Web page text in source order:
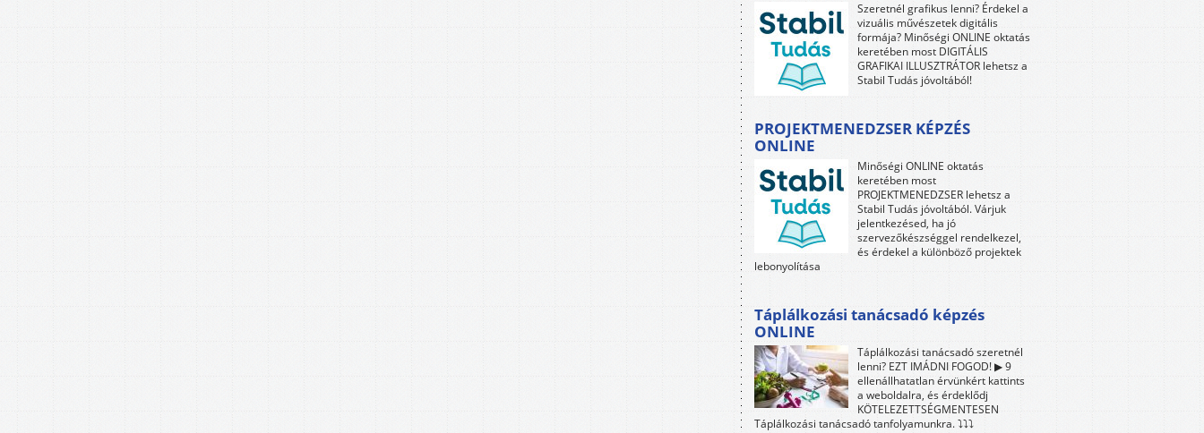
Szeretnél grafikus lenni? Érdekel a
vizuális művészetek digitális
formája? Minőségi ONLINE oktatás
keretében most DIGITÁLIS
GRAFIKAI ILLUSZTRÁTOR lehetsz a
Stabil Tudás jóvoltából!
PROJEKTMENEDZSER KÉPZÉS
ONLINE
Minőségi ONLINE oktatás
keretében most
PROJEKTMENEDZSER lehetsz a
Stabil Tudás jóvoltából. Várjuk
jelentkezésed, ha jó
szervezőkészséggel rendelkezel,
és érdekel a különböző projektek
lebonyolítása
Táplálkozási tanácsadó képzés
ONLINE
Táplálkozási tanácsadó szeretnél
lenni? EZT IMÁDNI FOGOD! ▶ 9
ellenállhatatlan érvünkért kattints
a weboldalra, és érdeklődj
KÖTELEZETTSÉGMENTESEN
Táplálkozási tanácsadó tanfolyamunkra. ⤵⤵⤵